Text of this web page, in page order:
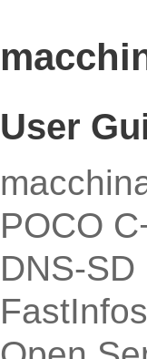
User
POCO
DNS-SD